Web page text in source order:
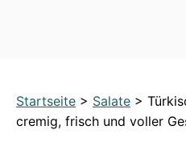
Startseite > Salate >
cremig, frisch und voller